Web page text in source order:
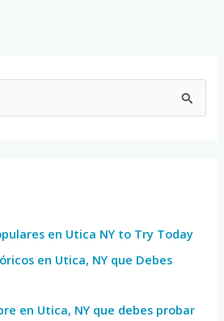
en Utica NY to Try Today
en Utica, NY que Debes
en Utica, NY que debes probar